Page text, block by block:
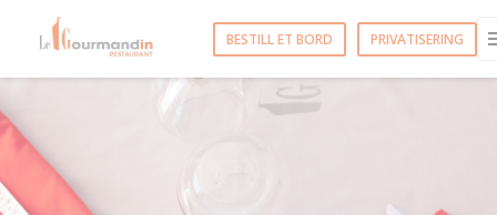
BESTILL ET BORD PRIVATISERING